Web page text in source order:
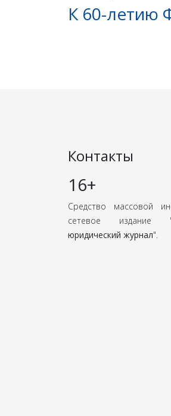
К 60-летию
Контакты
16+
Средство массовой
сетевое издание
юридический журнал".